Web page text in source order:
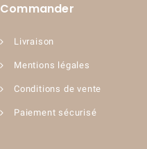
Commander
Livraison
Mentions légales
Conditions de vente
Paiement sécurisé